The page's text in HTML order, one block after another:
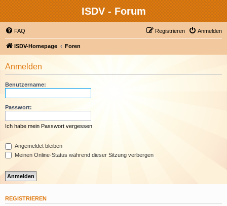
ISDV - Forum
FAQ Anmelden
Registrieren
ISDV-Homepage Foren
Anmelden
Benutzername:
Passwort:
Ich habe mein Passwort vergessen
Angemeldet bleiben
Meinen Online-Status während dieser Sitzung verbergen
REGISTRIEREN